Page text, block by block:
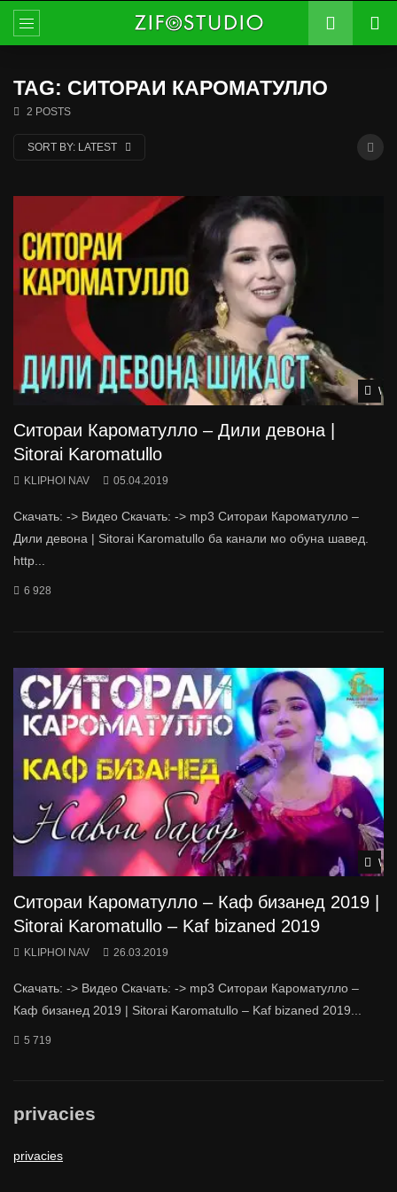
TAG: СИТОРАИ КАРОМАТУЛЛО
2 POSTS
SORT BY: LATEST
Ситораи Кароматулло – Дили девона |
Sitorai Karomatullo
KLIPHOI NAV 05.04.2019
Скачать: -> Видео Скачать: -> mp3 Ситораи Кароматулло –
Дили девона | Sitorai Karomatullo ба канали мо обуна шавед.
http...
6 928
Ситораи Кароматулло – Каф бизанед 2019 |
Sitorai Karomatullo – Kaf bizaned 2019
KLIPHOI NAV 26.03.2019
Скачать: -> Видео Скачать: -> mp3 Ситораи Кароматулло –
Каф бизанед 2019 | Sitorai Karomatullo – Kaf bizaned 2019...
5 719
privacies
privacies